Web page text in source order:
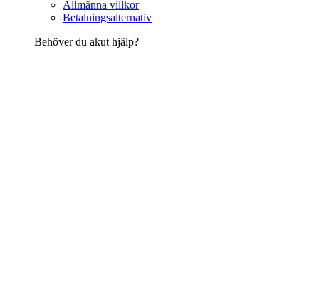
Allmänna villkor
Betalningsalternativ
Behöver du akut hjälp?